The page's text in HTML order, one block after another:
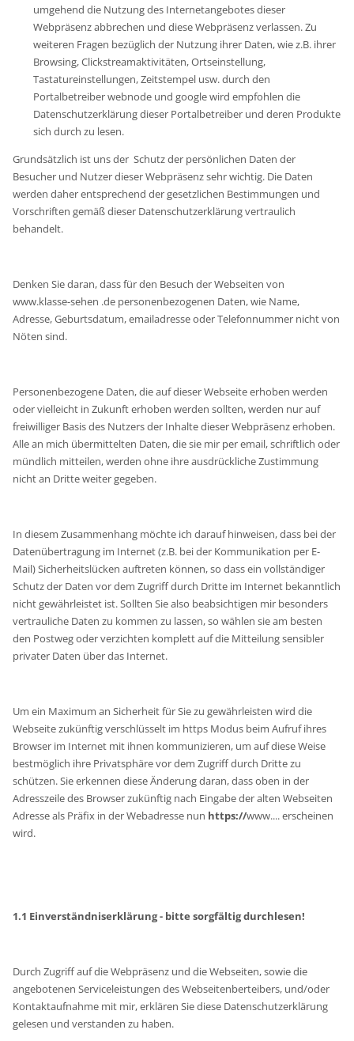
umgehend die Nutzung des Internetangebotes dieser
Webpräsenz abbrechen und diese Webpräsenz verlassen. Zu
weiteren Fragen bezüglich der Nutzung ihrer Daten, wie z.B. ihrer
Browsing, Clickstreamaktivitäten, Ortseinstellung,
Tastatureinstellungen, Zeitstempel usw. durch den
Portalbetreiber webnode und google wird empfohlen die
Datenschutzerklärung dieser Portalbetreiber und deren Produkte
sich durch zu lesen.
Grundsätzlich ist uns der Schutz der persönlichen Daten der
Besucher und Nutzer dieser Webpräsenz sehr wichtig. Die Daten
werden daher entsprechend der gesetzlichen Bestimmungen und
Vorschriften gemäß dieser Datenschutzerklärung vertraulich
behandelt.
Denken Sie daran, dass für den Besuch der Webseiten von
www.klasse-sehen .de personenbezogenen Daten, wie Name,
Adresse, Geburtsdatum, emailadresse oder Telefonnummer nicht von
Nöten sind.
Personenbezogene Daten, die auf dieser Webseite erhoben werden
oder vielleicht in Zukunft erhoben werden sollten, werden nur auf
freiwilliger Basis des Nutzers der Inhalte dieser Webpräsenz erhoben.
Alle an mich übermittelten Daten, die sie mir per email, schriftlich oder
mündlich mitteilen, werden ohne ihre ausdrückliche Zustimmung
nicht an Dritte weiter gegeben.
In diesem Zusammenhang möchte ich darauf hinweisen, dass bei der
Datenübertragung im Internet (z.B. bei der Kommunikation per E-
Mail) Sicherheitslücken auftreten können, so dass ein vollständiger
Schutz der Daten vor dem Zugriff durch Dritte im Internet bekanntlich
nicht gewährleistet ist. Sollten Sie also beabsichtigen mir besonders
vertrauliche Daten zu kommen zu lassen, so wählen sie am besten
den Postweg oder verzichten komplett auf die Mitteilung sensibler
privater Daten über das Internet.
Um ein Maximum an Sicherheit für Sie zu gewährleisten wird die
Webseite zukünftig verschlüsselt im https Modus beim Aufruf ihres
Browser im Internet mit ihnen kommunizieren, um auf diese Weise
bestmöglich ihre Privatsphäre vor dem Zugriff durch Dritte zu
schützen. Sie erkennen diese Änderung daran, dass oben in der
Adresszeile des Browser zukünftig nach Eingabe der alten Webseiten
Adresse als Präfix in der Webadresse nun https://www.... erscheinen
wird.
1.1 Einverständniserklärung - bitte sorgfältig durchlesen!
Durch Zugriff auf die Webpräsenz und die Webseiten, sowie die
angebotenen Serviceleistungen des Webseitenberteibers, und/oder
Kontaktaufnahme mit mir, erklären Sie diese Datenschutzerklärung
gelesen und verstanden zu haben.